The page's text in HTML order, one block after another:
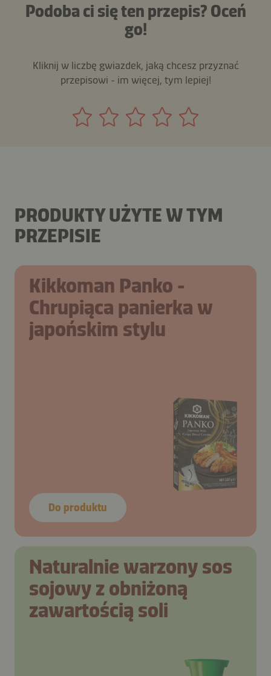
Podoba ci się ten przepis? Oceń
go!
Kliknij w liczbę gwiazdek, jaką chcesz przyznać
przepisowi - im więcej, tym lepiej!
PRODUKTY UŻYTE W TYM
PRZEPISIE
Kikkoman Panko -
Chrupiąca panierka w
japońskim stylu
Do produktu
Naturalnie warzony sos
sojowy z obniżoną
zawartością soli